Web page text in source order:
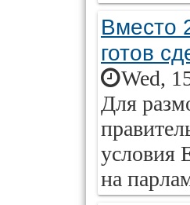
Вместо
готов
Wed,
Для
условия
на